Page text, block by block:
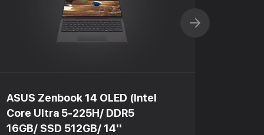
ASUS Zenbook 14 OLED (Intel
Core Ultra 5-225H/ DDR5
16GB/ SSD 512GB/ 14''